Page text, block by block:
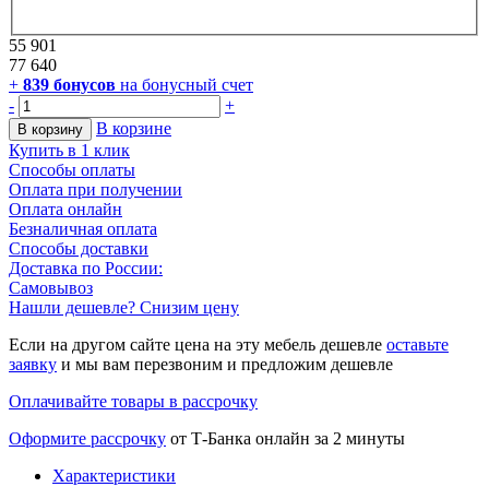
55 901
77 640
+ 839 бонусов на бонусный счет
-
+
В корзину
В корзине
Купить в 1 клик
Способы оплаты
Оплата при получении
Оплата онлайн
Безналичная оплата
Способы доставки
Доставка по России:
Самовывоз
Нашли дешевле? Снизим цену
Если на другом сайте цена на эту мебель дешевле оставьте
заявку и мы вам перезвоним и предложим дешевле
Оплачивайте товары в рассрочку
Оформите рассрочку от Т-Банка онлайн за 2 минуты
Характеристики